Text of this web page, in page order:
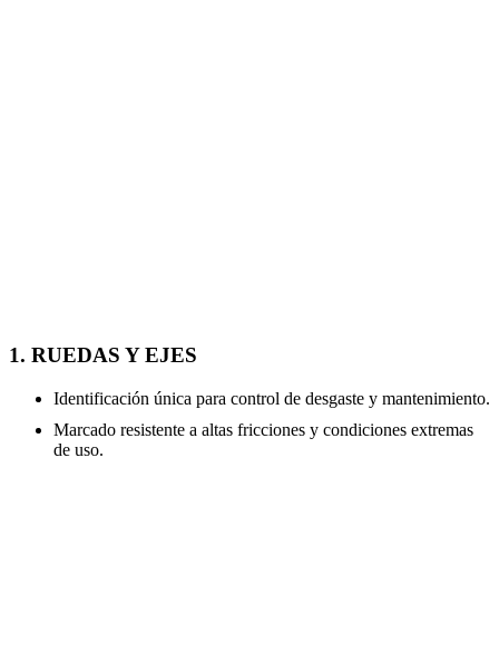
1. RUEDAS Y EJES
Identificación única para control de desgaste y mantenimiento.
Marcado resistente a altas fricciones y condiciones extremas
de uso.